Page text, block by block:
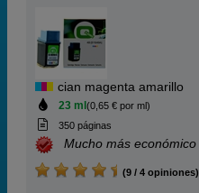
cian magenta amarillo
23 ml (0,65 € por ml)
350 páginas
Mucho más económico
(9 / 4 opiniones)